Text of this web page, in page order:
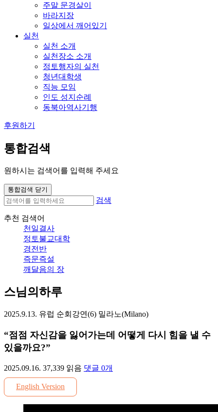
주말 문경살이
바라지장
일상에서 깨어있기
실천
실천 소개
실천장소 소개
정토행자의 실천
청년대학생
직능 모임
인도 성지순례
동북아역사기행
후원하기
통합검색
원하시는 검색어를 입력해 주세요
통합검색 닫기
검색
추천 검색어
천일결사
정토불교대학
경전반
즉문즉설
깨달음의 장
스님의하루
2025.9.13. 유럽 순회강연(6) 밀라노(Milano)
“점점 자신감을 잃어가는데 어떻게 다시 힘을 낼 수
있을까요?”
2025.09.16. 37,339 읽음 댓글 0개
English Version